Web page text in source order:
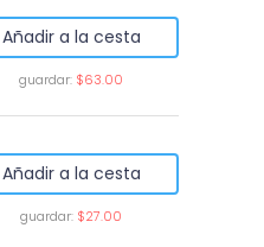
Añadir a la cesta
guardar: $63.00
Añadir a la cesta
guardar: $27.00